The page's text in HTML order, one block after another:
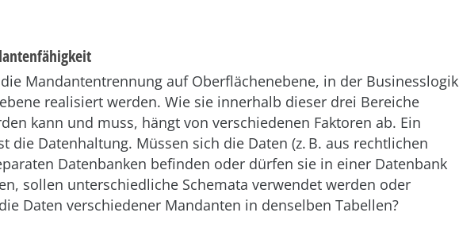
Mandantentrennung auf Oberflächenebene, in der Businesslogik
realisiert werden. Wie sie innerhalb dieser drei Bereiche
kann und muss, hängt von verschiedenen Faktoren ab. Ein
die Datenhaltung. Müssen sich die Daten (z. B. aus rechtlichen
Datenbanken befinden oder dürfen sie in einer Datenbank
sollen unterschiedliche Schemata verwendet werden oder
Daten verschiedener Mandanten in denselben Tabellen?